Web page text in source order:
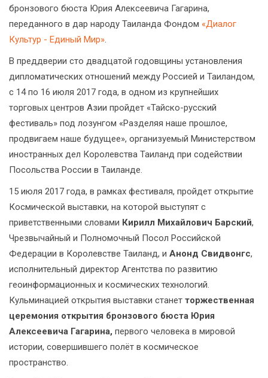
бронзового бюста Юрия Алексеевича Гагарина,
переданного в дар народу Таиланда Фондом «Диалог
Культур - Единый Мир».
В преддверии сто двадцатой годовщины установления
дипломатических отношений между Россией и Таиландом,
с 14 по 16 июля 2017 года, в одном из крупнейших
торговых центров Азии пройдет «Тайско-русский
фестиваль» под лозунгом «Разделяя наше прошлое,
продвигаем наше будущее», организуемый Министерством
иностранных дел Королевства Таиланд при содействии
Посольства России в Таиланде.
15 июля 2017 года, в рамках фестиваля, пройдет открытие
Космической выставки, на которой выступят с
приветственными словами Кирилл Михайлович Барский,
Чрезвычайный и Полномочный Посол Российской
Федерации в Королевстве Таиланд, и Анонд Свидвонгс,
исполнительный директор Агентства по развитию
геоинформационных и космических технологий.
Кульминацией открытия выставки станет торжественная
церемония открытия бронзового бюста Юрия
Алексеевича Гагарина, первого человека в мировой
истории, совершившего полёт в космическое
пространство.